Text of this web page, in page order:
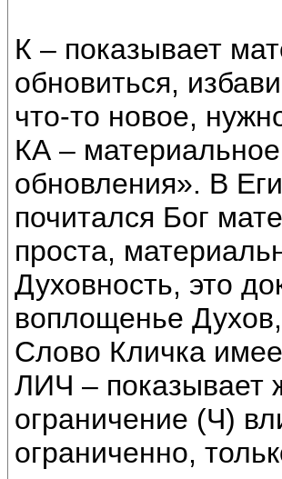
К – показывает
обновиться,
что-то новое,
КА –
обновления». В
почитался Бог
проста,
Духовность, это
воплощенье
Слово Кличка
ЛИЧ – показывает
ограничение (Ч)
ограниченно,